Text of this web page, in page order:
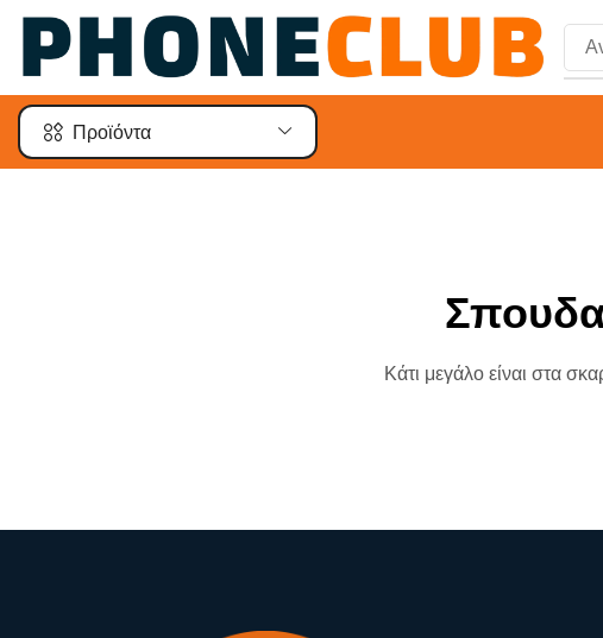
Προϊόντα
Κάτι μεγάλο είναι στα